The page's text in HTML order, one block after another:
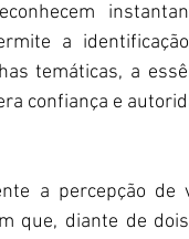
a
temáticas, a
confiança e
a percepção
que, diante de